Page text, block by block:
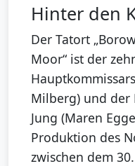
Hinter den
Der Tatort
Moor“ ist der
Milberg) und der
Jung (Maren
Produktion des
zwischen dem